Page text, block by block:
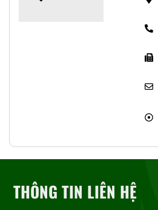
THÔNG TIN LIÊN HỆ